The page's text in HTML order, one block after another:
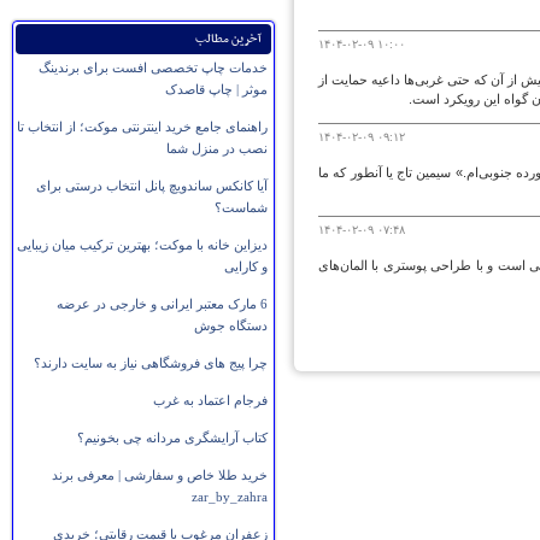
آخرین مطالب
خدمات چاپ تخصصی افست برای برندینگ
موثر | چاپ قاصدک
راهنمای جامع خرید اینترنتی موکت؛ از انتخاب تا
نصب در منزل شما
آیا کانکس ساندویچ پانل انتخاب درستی برای
شماست؟
دیزاین خانه با موکت؛ بهترین ترکیب میان زیبایی
و کارایی
6 مارک معتبر ایرانی و خارجی در عرضه
دستگاه جوش
چرا پیج های فروشگاهی نیاز به سایت دارند؟
فرجام اعتماد به غرب
کتاب آرایشگری مردانه چی بخونیم؟
خرید طلا خاص و سفارشی | معرفی برند
zar_by_zahra
زعفران مرغوب با قیمت رقابتی؛ خریدی
۱۴۰۴-۰۲-۰۹ ۱۰:۰۰
از آن که حتی غربی‌ها داعیه حمایت از
گواه این رویکرد است.
۱۴۰۴-۰۲-۰۹ ۰۹:۱۲
جنوبی‌ام.» سیمین تاج یا آنطور که ما
۱۴۰۴-۰۲-۰۹ ۰۷:۴۸
است و با طراحی پوستری با المان‌های